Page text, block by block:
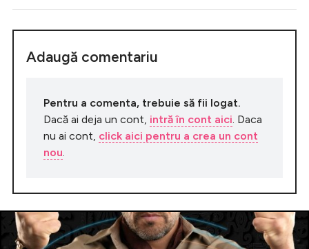
Adaugă comentariu
Pentru a comenta, trebuie să fii logat.
Dacă ai deja un cont, intră în cont aici . Daca
nu ai cont, click aici pentru a crea un cont
nou